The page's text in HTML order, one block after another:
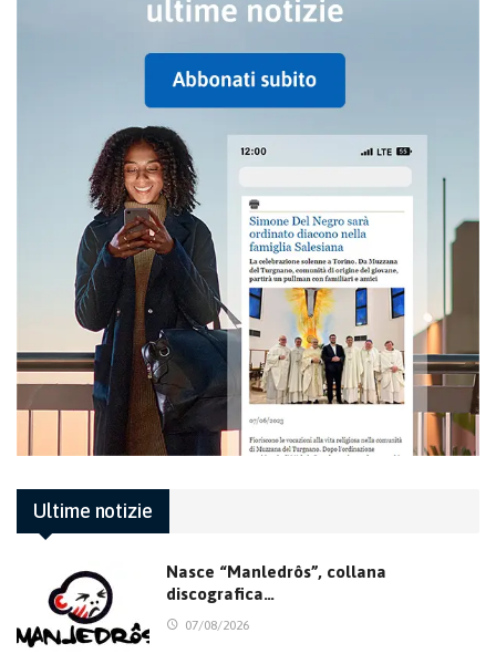
Ultime notizie
Nasce “Manledrôs”, collana
discografica…
07/08/2026